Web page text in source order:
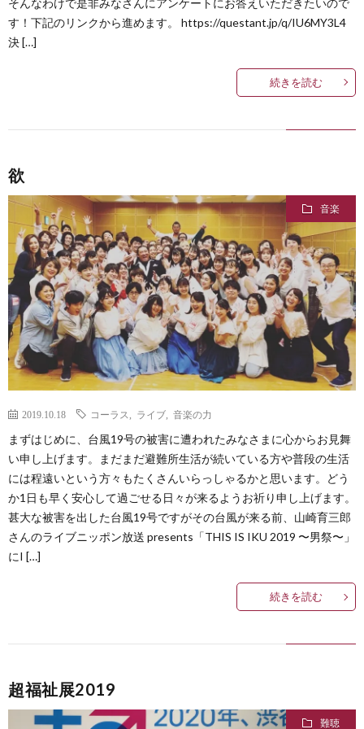
す！下記のリンクから進めます。 https://questant.jp/q/IU6MY3L4
決 […]
続きを読む
欲
音楽
2019.10.18 コーラス ライブ 音楽の力
まずはじめに、台風19号の被害に遭われたみなさまに心からお見舞
い申し上げます。まだまだ避難所生活が続いている方や普段の生活
には程遠いという方々もたくさんいらっしゃるかと思います。どう
か1日も早く安心して過ごせる日々が来るようお祈り申し上げます。
甚大な被害を出した台風19号ですがその台風が来る前、山崎育三郎
さんのライブニッポン放送 presents「THIS IS IKU 2019 〜男祭〜」
にI […]
続きを読む
超福祉展2019
難聴